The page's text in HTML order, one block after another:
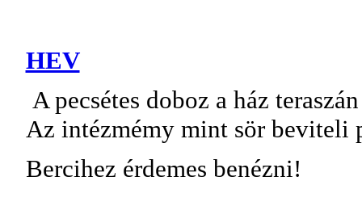
HEV
A pecsétes doboz a ház
Az intézmémy mint sör beviteli
Bercihez érdemes benézni!